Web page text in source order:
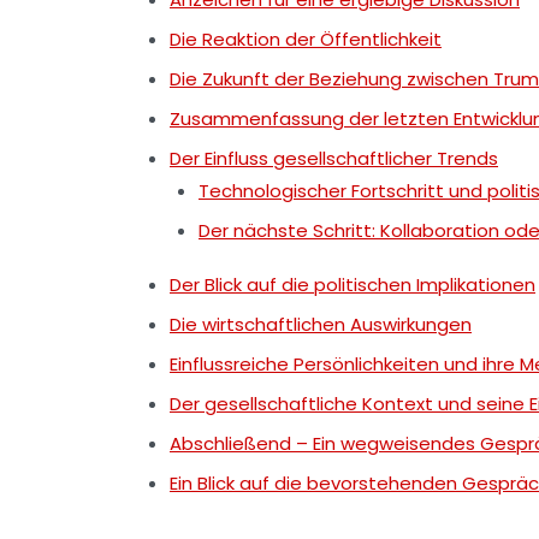
Die Reaktion der Öffentlichkeit
Die Zukunft der Beziehung zwischen
Zusammenfassung der letzten
Der Einfluss gesellschaftlicher Trends
Technologischer Fortschritt und
Der nächste Schritt: Kollaboration
Der Blick auf die politischen Implikationen
Die wirtschaftlichen Auswirkungen
Einflussreiche Persönlichkeiten und ihre
Der gesellschaftliche Kontext und seine
Abschließend – Ein wegweisendes
Ein Blick auf die bevorstehenden